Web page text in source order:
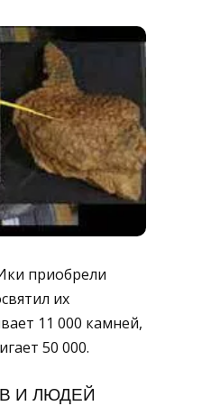
приобрели
их
11 000 камней,
50 000.
И ЛЮДЕЙ